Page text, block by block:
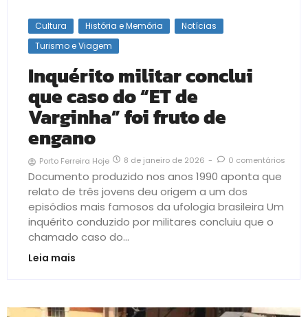
Cultura História e Memória
Notícias
Turismo e Viagem
Inquérito militar conclui
que caso do “ET de
Varginha” foi fruto de
engano
Porto Ferreira Hoje 8 de janeiro de 2026 - 0 comentários
Documento produzido nos anos 1990 aponta que
relato de três jovens deu origem a um dos
episódios mais famosos da ufologia brasileira Um
inquérito conduzido por militares concluiu que o
chamado caso do...
Leia mais